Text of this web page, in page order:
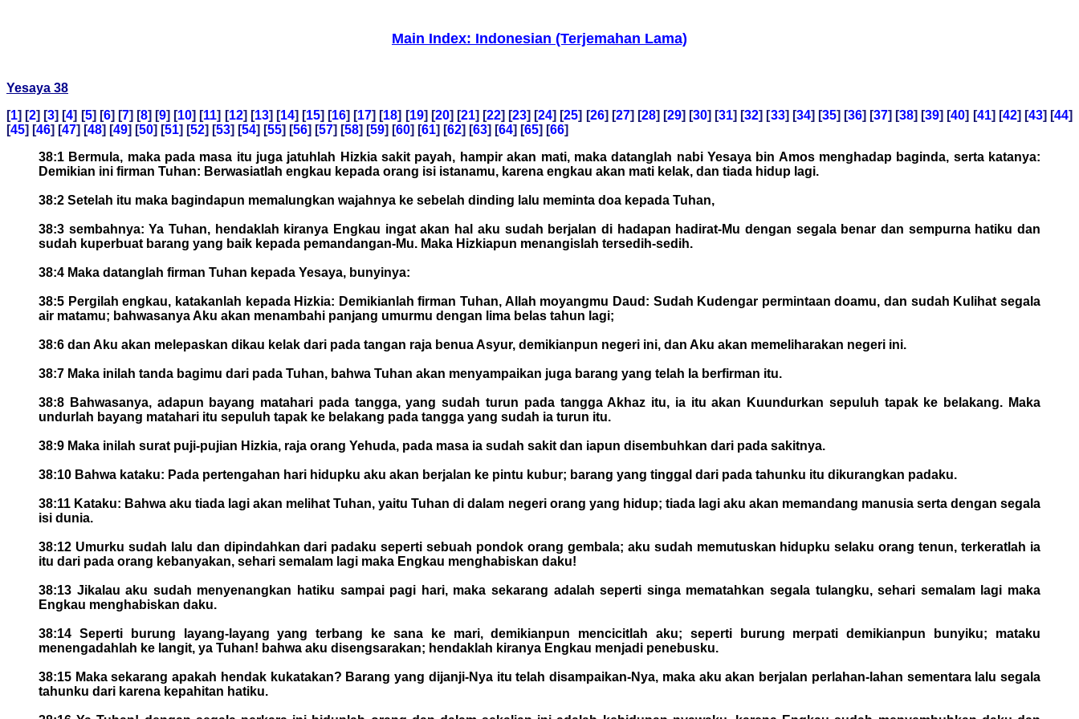
Main Index: Indonesian (Terjemahan Lama)
Yesaya 38
[1] [2] [3] [4] [5] [6] [7] [8] [9] [10] [11] [12] [13] [14] [15] [16] [17] [18] [19] [20] [21] [22] [23] [24] [25] [26] [27] [28] [29] [30] [31] [32] [33] [34] [35] [36] [37] [38] [39] [40] [41] [42] [43] [44]
[45] [46] [47] [48] [49] [50] [51] [52] [53] [54] [55] [56] [57] [58] [59] [60] [61] [62] [63] [64] [65] [66]
38:1 Bermula, maka pada masa itu juga jatuhlah Hizkia sakit payah, hampir akan mati, maka datanglah nabi Yesaya bin Amos menghadap baginda, serta katanya:
Demikian ini firman Tuhan: Berwasiatlah engkau kepada orang isi istanamu, karena engkau akan mati kelak, dan tiada hidup lagi.
38:2 Setelah itu maka bagindapun memalungkan wajahnya ke sebelah dinding lalu meminta doa kepada Tuhan,
38:3 sembahnya: Ya Tuhan, hendaklah kiranya Engkau ingat akan hal aku sudah berjalan di hadapan hadirat-Mu dengan segala benar dan sempurna hatiku dan
sudah kuperbuat barang yang baik kepada pemandangan-Mu. Maka Hizkiapun menangislah tersedih-sedih.
38:4 Maka datanglah firman Tuhan kepada Yesaya, bunyinya:
38:5 Pergilah engkau, katakanlah kepada Hizkia: Demikianlah firman Tuhan, Allah moyangmu Daud: Sudah Kudengar permintaan doamu, dan sudah Kulihat segala
air matamu; bahwasanya Aku akan menambahi panjang umurmu dengan lima belas tahun lagi;
38:6 dan Aku akan melepaskan dikau kelak dari pada tangan raja benua Asyur, demikianpun negeri ini, dan Aku akan memeliharakan negeri ini.
38:7 Maka inilah tanda bagimu dari pada Tuhan, bahwa Tuhan akan menyampaikan juga barang yang telah Ia berfirman itu.
38:8 Bahwasanya, adapun bayang matahari pada tangga, yang sudah turun pada tangga Akhaz itu, ia itu akan Kuundurkan sepuluh tapak ke belakang. Maka
undurlah bayang matahari itu sepuluh tapak ke belakang pada tangga yang sudah ia turun itu.
38:9 Maka inilah surat puji-pujian Hizkia, raja orang Yehuda, pada masa ia sudah sakit dan iapun disembuhkan dari pada sakitnya.
38:10 Bahwa kataku: Pada pertengahan hari hidupku aku akan berjalan ke pintu kubur; barang yang tinggal dari pada tahunku itu dikurangkan padaku.
38:11 Kataku: Bahwa aku tiada lagi akan melihat Tuhan, yaitu Tuhan di dalam negeri orang yang hidup; tiada lagi aku akan memandang manusia serta dengan segala
isi dunia.
38:12 Umurku sudah lalu dan dipindahkan dari padaku seperti sebuah pondok orang gembala; aku sudah memutuskan hidupku selaku orang tenun, terkeratlah ia
itu dari pada orang kebanyakan, sehari semalam lagi maka Engkau menghabiskan daku!
38:13 Jikalau aku sudah menyenangkan hatiku sampai pagi hari, maka sekarang adalah seperti singa mematahkan segala tulangku, sehari semalam lagi maka
Engkau menghabiskan daku.
38:14 Seperti burung layang-layang yang terbang ke sana ke mari, demikianpun mencicitlah aku; seperti burung merpati demikianpun bunyiku; mataku
menengadahlah ke langit, ya Tuhan! bahwa aku disengsarakan; hendaklah kiranya Engkau menjadi penebusku.
38:15 Maka sekarang apakah hendak kukatakan? Barang yang dijanji-Nya itu telah disampaikan-Nya, maka aku akan berjalan perlahan-lahan sementara lalu segala
tahunku dari karena kepahitan hatiku.